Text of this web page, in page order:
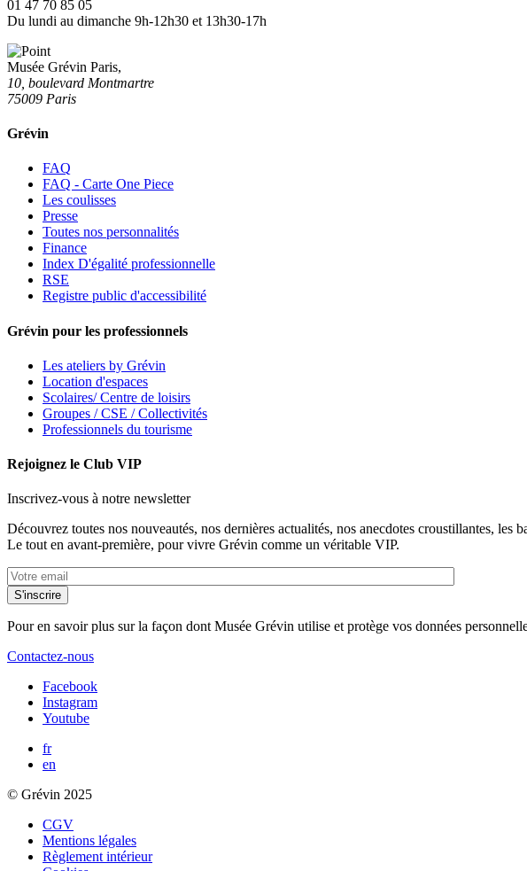
01 47 70 85 05
Du lundi au dimanche 9h-12h30 et 13h30-17h
Musée Grévin Paris,
10, boulevard Montmartre
75009 Paris
Grévin
FAQ
FAQ - Carte One Piece
Les coulisses
Presse
Toutes nos personnalités
Finance
Index D'égalité professionnelle
RSE
Registre public d'accessibilité
Grévin pour les professionnels
Les ateliers by Grévin
Location d'espaces
Scolaires/ Centre de loisirs
Groupes / CSE / Collectivités
Professionnels du tourisme
Rejoignez le Club VIP
Inscrivez-vous à notre newsletter
Découvrez toutes nos nouveautés, nos dernières actualités, nos anecdotes croustillantes, les
Le tout en avant-première, pour vivre Grévin comme un véritable VIP.
Pour en savoir plus sur la façon dont Musée Grévin utilise et protège vos données
Contactez-nous
Facebook
Instagram
Youtube
fr
en
© Grévin 2025
CGV
Mentions légales
Règlement intérieur